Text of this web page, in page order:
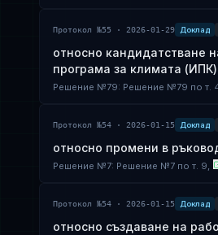
Протокол №55 · 2026-01-29 Доклад
относно кандидатстване
програма за климата
Решение №79: Решение №79 по т.
Протокол №54 · 2026-01-15 Доклад
относно промени в
Решение №7: Решение №7 по т. 9,
Протокол №54 · 2026-01-15 Доклад
относно създаване на